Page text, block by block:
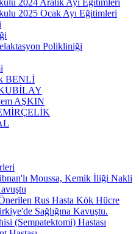
2025 Ocak Ayı Eğitimleri
Polikliniği
BENLİ
AŞKIN
Moussa, Kemik İliği Nakli
Rus Hasta Kök Hücre
Sağlığına Kavuştu.
(Sempatektomi) Hastası